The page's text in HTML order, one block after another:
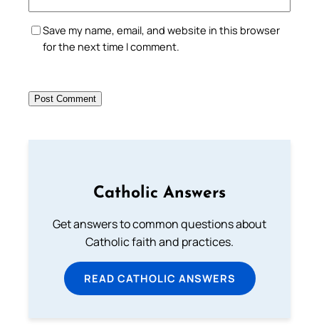
Save my name, email, and website in this browser
for the next time I comment.
Catholic Answers
Get answers to common questions about
Catholic faith and practices.
READ CATHOLIC ANSWERS